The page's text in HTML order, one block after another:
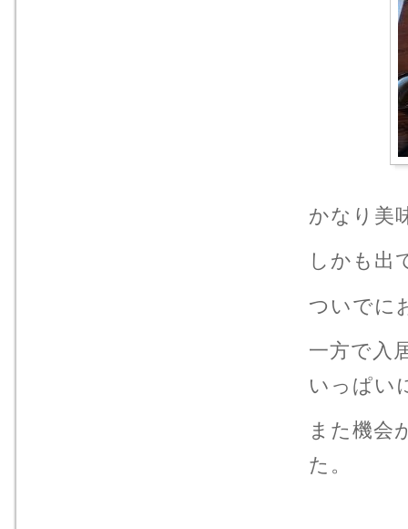
かなり美
しかも出
ついでに
一方で入
いっぱい
また機会
た。